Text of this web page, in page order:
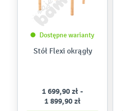
Dostępne warianty
Stół Flexi okrągły
1 699,90 zł -
1 899,90 zł